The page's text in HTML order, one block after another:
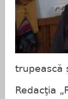
trupească
Redacţia